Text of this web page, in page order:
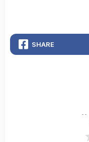
SHARE